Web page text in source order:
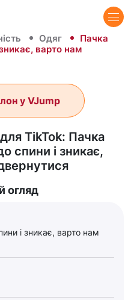
Одяг
Пачка
варто нам
TikTok: Пачка
спини і зникає,
у VJump
огляд
і зникає, варто нам